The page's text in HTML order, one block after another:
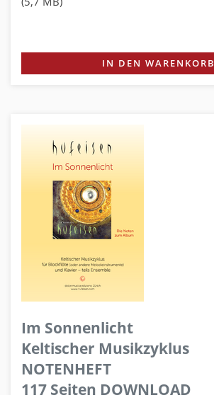
IN DEN WARENKORB
Im Sonnenlicht
Keltischer Musikzyklus
NOTENHEFT
117 Seiten DOWNLOAD